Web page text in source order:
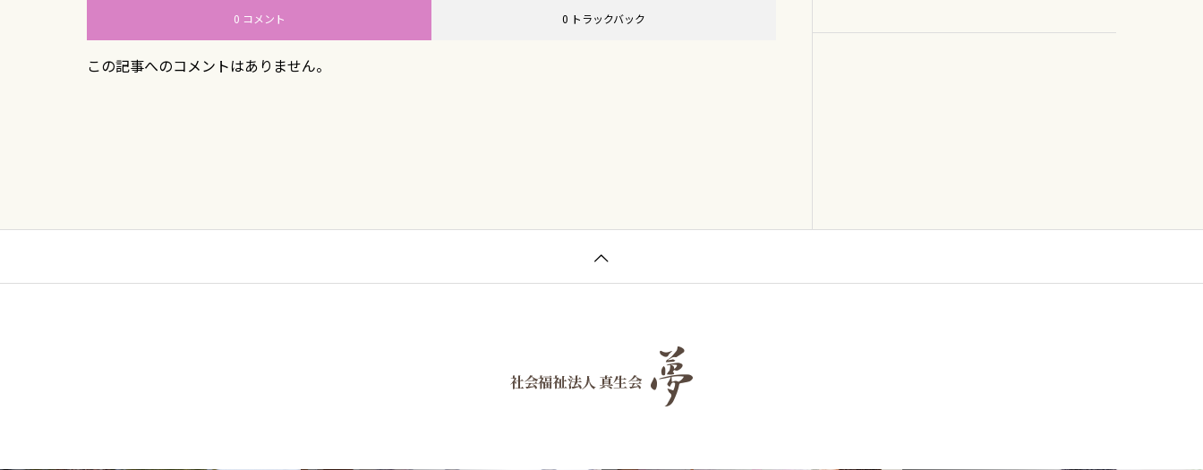
0 コメント 0 トラックバック
この記事へのコメントはありません。